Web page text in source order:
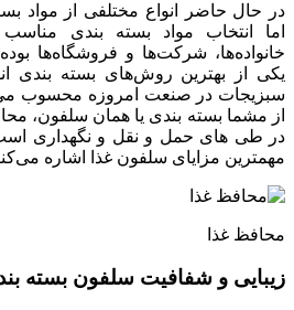
در حال حاضر انواع مختلفی از مواد
اما انتخاب مواد بسته بندی
خانواده‌ها، شرکت‌ها و فروشگاه‌ها
یکی از بهترین روش‌های بسته بندی
سبزیجات در صنعت امروزه محسوب
از مشما بسته بندی یا همان سلفون‌،
در طی های حمل و نقل و نگهداری
مهمترین مزایای سلفون غذا اشاره
محافظ غذا
زیبایی و شفافیت سلفون بسته